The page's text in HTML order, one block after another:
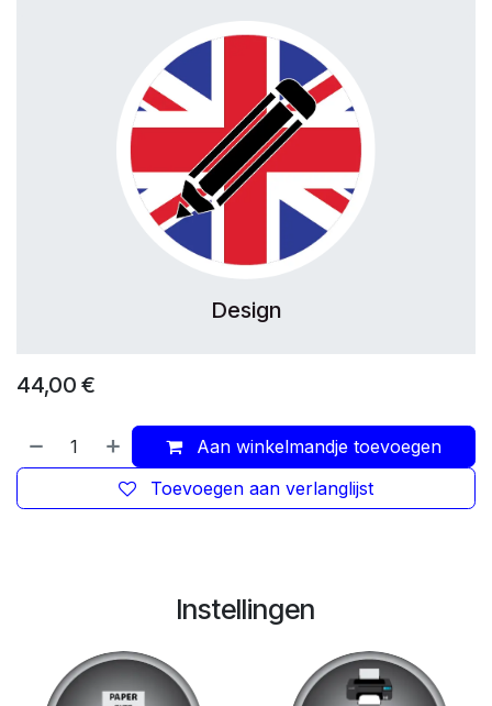
Design
44,00 €
Aan winkelmandje toevoegen
Toevoegen aan verlanglijst
Instellingen